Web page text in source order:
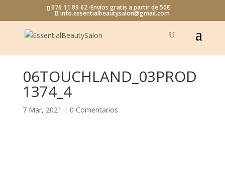
676 11 89 62 ·Envíos gratis a partir de 50€·
info.essentialbeautysalon@gmail.com
06TOUCHLAND_03PROD
1374_4
7 Mar, 2021 | 0 Comentarios